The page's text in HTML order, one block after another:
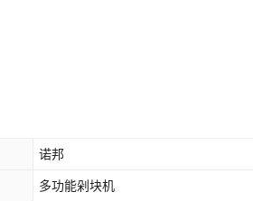
诺邦
多功能剁块机